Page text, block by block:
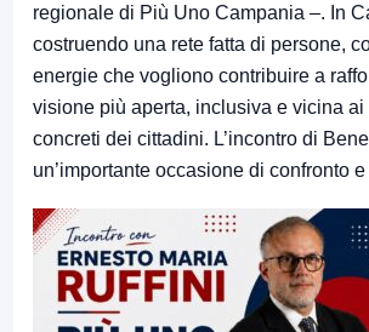
regionale di Più Uno Campania –. In
costruendo una rete fatta di persone,
energie che vogliono contribuire a
visione più aperta, inclusiva e vicina ai
concreti dei cittadini. L’incontro di
un’importante occasione di confronto